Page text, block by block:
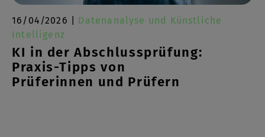
16/04/2026 | Datenanalyse und Künstliche
Intelligenz
KI in der Abschlussprüfung:
Praxis-Tipps von
Prüferinnen und Prüfern